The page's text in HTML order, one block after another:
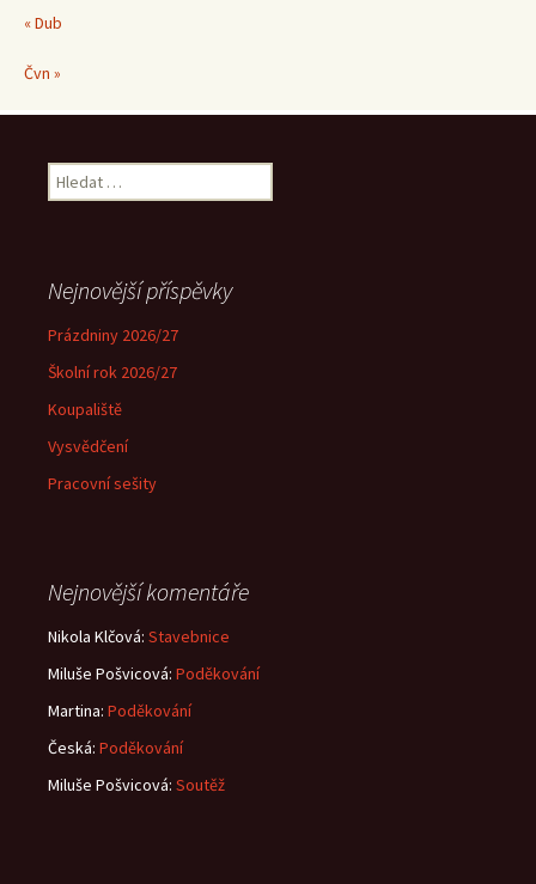
« Dub
Čvn »
Vyhledávání
Nejnovější příspěvky
Prázdniny 2026/27
Školní rok 2026/27
Koupaliště
Vysvědčení
Pracovní sešity
Nejnovější komentáře
Nikola Klčová: Stavebnice
Miluše Pošvicová: Poděkování
Martina: Poděkování
Česká: Poděkování
Miluše Pošvicová: Soutěž